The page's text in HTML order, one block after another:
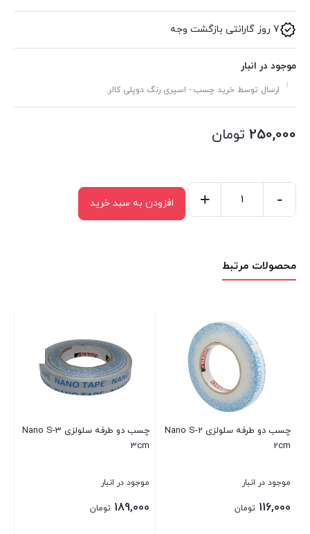
7 روز گارانتی بازگشت وجه
موجود در انبار
ارسال توسط خرید چسب - اسپری رنگ دوپلی کالر.
250,000 تومان
قرمز
-
+ افزودن به سبد خرید
محصولات مرتبط
چسب دو طرفه سلولزی Nano S-3
3cm
موجود در انبار
189,000 تومان
چسب دو طرفه سلولزی Nano S-5
5cm
موجود در انبار
315,000 تومان